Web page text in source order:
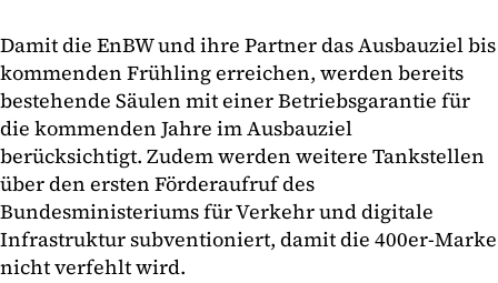
Damit die EnBW und ihre Partner das Ausbauziel bis
kommenden Frühling erreichen, werden bereits
bestehende Säulen mit einer Betriebsgarantie für
die kommenden Jahre im Ausbauziel
berücksichtigt. Zudem werden weitere Tankstellen
über den ersten Förderaufruf des
Bundesministeriums für Verkehr und digitale
Infrastruktur subventioniert, damit die 400er-Marke
nicht verfehlt wird.